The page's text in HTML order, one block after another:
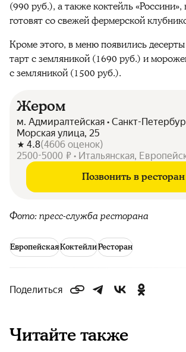
(990 руб.), а также коктейль
готовят со свежей фермерской
Кроме этого, в меню появились
тарт с земляникой (1690 руб.) и
с земляникой (1500 руб.).
Жером
м. Адмиралтейская • Санкт-
Морская улица, 25
4.8(4606 оценок)
2500-5000 ₽ • Итальянская,
Позвонить в ресторан
Фото: пресс-служба ресторана
ЕвропейскаяКоктейлиРесторан
Поделиться
Читайте также